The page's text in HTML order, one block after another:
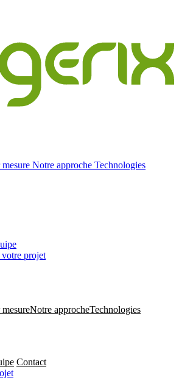
Notre approche Technologies
votre projet
Notre approcheTechnologies
Contact